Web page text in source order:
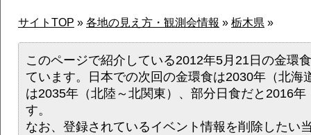
サイトTOP » 各地の見え方・観測会情報 » 栃木県 »
このページで紹介している2012年5月21日の金環
ています。日本での次回の金環食は2030年（北海
は2035年（北陸～北関東）、部分日食だと2016年
す。
なお、登録されているイベント情報を削除したい